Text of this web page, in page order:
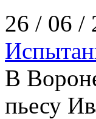
26 / 06 /
В
пьесу